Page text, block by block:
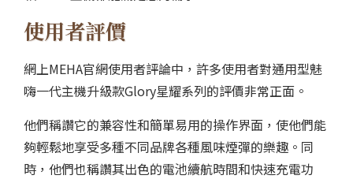
使用者評價
網上MEHA官網使用者評論中，許多使用者對通用型魅
嗨一代主機升級款Glory星耀系列的評價非常正面。
他們稱讚它的兼容性和簡單易用的操作界面，使他們能
夠輕鬆地享受多種不同品牌各種風味煙彈的樂趣。同
時，他們也稱讚其出色的電池續航時間和快速充電功